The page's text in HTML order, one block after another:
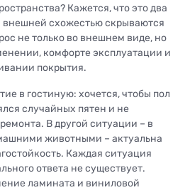
Кажется, что это два
схожестью скрываются
не только во внешнем виде, но
комфорте эксплуатации и
покрытия.
в гостиную: хочется, чтобы пол
случайных пятен и не
В другой ситуации – в
животными – актуальна
Каждая ситуация
ответа не существует.
ламината и виниловой